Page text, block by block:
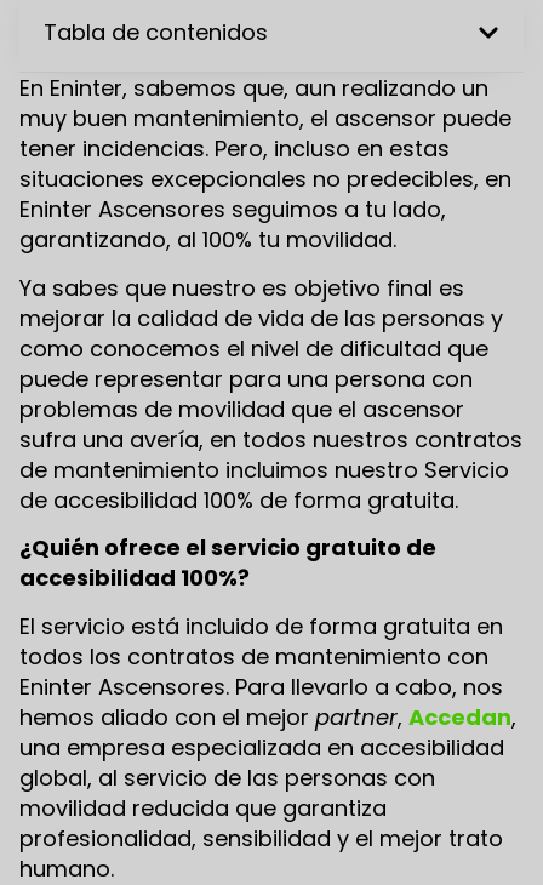
Tabla de contenidos
En Eninter, sabemos que, aun realizando un
muy buen mantenimiento, el ascensor puede
tener incidencias. Pero, incluso en estas
situaciones excepcionales no predecibles, en
Eninter Ascensores seguimos a tu lado,
garantizando, al 100% tu movilidad.
Ya sabes que nuestro es objetivo final es
mejorar la calidad de vida de las personas y
como conocemos el nivel de dificultad que
puede representar para una persona con
problemas de movilidad que el ascensor
sufra una avería, en todos nuestros contratos
de mantenimiento incluimos nuestro Servicio
de accesibilidad 100% de forma gratuita.
¿Quién ofrece el servicio gratuito de
accesibilidad 100%?
El servicio está incluido de forma gratuita en
todos los contratos de mantenimiento con
Eninter Ascensores. Para llevarlo a cabo, nos
hemos aliado con el mejor partner, Accedan,
una empresa especializada en accesibilidad
global, al servicio de las personas con
movilidad reducida que garantiza
profesionalidad, sensibilidad y el mejor trato
humano.